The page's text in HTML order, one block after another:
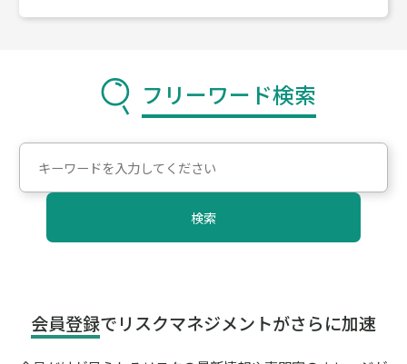
フリーワード検索
検索
会員登録でリスクマネジメントがさらに加速